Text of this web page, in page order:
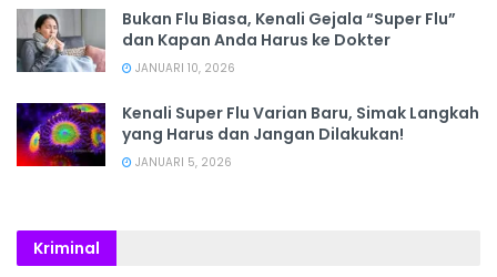
Bukan Flu Biasa, Kenali Gejala “Super Flu”
dan Kapan Anda Harus ke Dokter
JANUARI 10, 2026
Kenali Super Flu Varian Baru, Simak Langkah
yang Harus dan Jangan Dilakukan!
JANUARI 5, 2026
Kriminal